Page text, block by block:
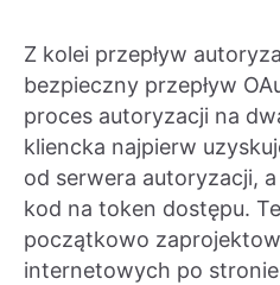
Z kolei przepływ
bezpieczny przepływ
proces autoryzacji na
kliencka najpierw
od serwera autoryzacji,
kod na token dostępu.
początkowo
internetowych po